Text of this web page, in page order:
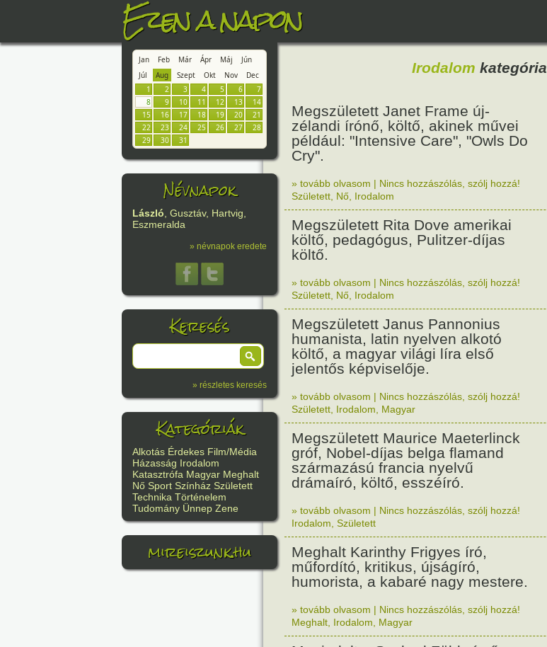
Ezen a napon
Jan Feb Már Ápr Máj
Jún
Júl
Aug Szept Okt Nov
Dec
1
2 3 4 5 6
7
8
9 10 11 12 13
14
15
16 17 18 19 20
21
22
23 24 25 26 27
28
29
30 31
Névnapok
László, Gusztáv, Hartvig,
Eszmeralda
» névnapok eredete
Keresés
» részletes keresés
Kategóriák
Alkotás Érdekes Film/Média
Házasság Irodalom
Katasztrófa Magyar Meghalt
Nő Sport Színház Született
Technika Történelem
Tudomány Ünnep Zene
mireiszunk.hu
Irodalom kategória
Megszületett Janet Frame új-
zélandi írónő, költő, akinek művei
például: "Intensive Care", "Owls Do
Cry".
» tovább olvasom | Nincs hozzászólás, szólj hozzá!
Született Nő Irodalom
Megszületett Rita Dove amerikai
költő, pedagógus, Pulitzer-díjas
költő.
» tovább olvasom | Nincs hozzászólás, szólj hozzá!
Született Nő Irodalom
Megszületett Janus Pannonius
humanista, latin nyelven alkotó
költő, a magyar világi líra első
jelentős képviselője.
» tovább olvasom | Nincs hozzászólás, szólj hozzá!
Született Irodalom Magyar
Megszületett Maurice Maeterlinck
gróf, Nobel-díjas belga flamand
származású francia nyelvű
drámaíró, költő, esszéíró.
» tovább olvasom | Nincs hozzászólás, szólj hozzá!
Irodalom Született
Meghalt Karinthy Frigyes író,
műfordító, kritikus, újságíró,
humorista, a kabaré nagy mestere.
» tovább olvasom | Nincs hozzászólás, szólj hozzá!
Meghalt Irodalom Magyar